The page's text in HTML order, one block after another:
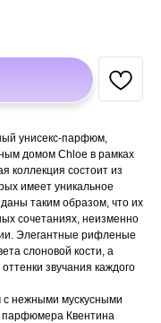
унисекс-парфюм,
домом Chloe в рамках
коллекция состоит из
имеет уникальное
таким образом, что их
сочетаниях, неизменно
Элегантные рифленые
слоновой кости, а
звучания каждого
нежными мускусными
парфюмера Квентина